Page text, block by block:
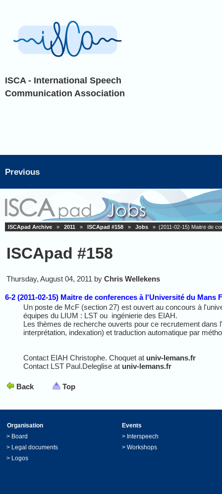
ISCA - International Speech
Communication Association
Previous
ISCApad Archive » 2011 » ISCApad #158 » Jobs » (2011-02-15) Maitre de
ISCApad #158
Thursday, August 04, 2011 by Chris Wellekens
6-2 (2011-02-15) Maitre de conferences à l'Université du Mans
Un poste de McF (section 27) est ouvert au concours à
équipes du LIUM : LST ou ingénierie des EIAH.
Les thèmes de recherche ouverts pour ce recrutement
interprétation, indexation) et traduction automatique par
Contact EIAH Christophe. Choquet at univ-lemans.fr
Contact LST Paul.Deleglise at univ-lemans.fr
Back Top
Organisation
Events
> Board > Interspeech
> Legal documents > Workshops
> Logos